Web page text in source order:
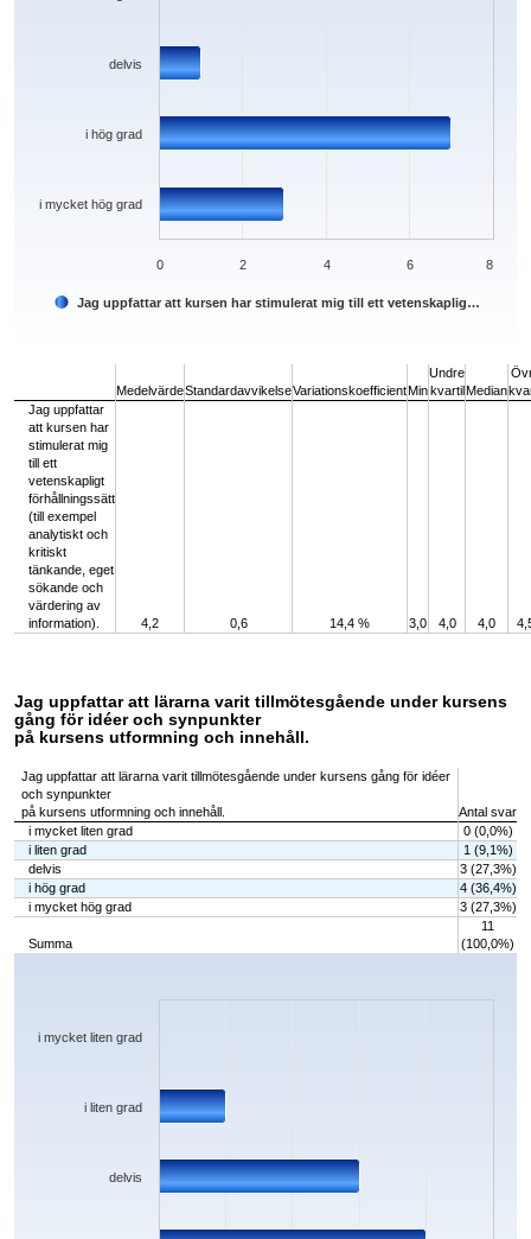
Jag uppfattar att kursen har stimulerat mig till ett vetenskaplig…
i mycket hög grad
i hög grad
delvis
0 2 4 6 8
MedelvärdeStandardavvikelseVariationskoefficientMin
Undre
kvartilMedian
Jag uppfattar
att kursen har
stimulerat mig
till ett
vetenskapligt
förhållningssätt
(till exempel
analytiskt och
kritiskt
tänkande, eget
sökande och
värdering av
information).
4,2 0,6 14,4 % 3,0 4,0 4,0
Jag uppfattar att lärarna varit tillmötesgående under kursens
gång för idéer och synpunkter
på kursens utformning och innehåll.
Jag uppfattar att lärarna varit tillmötesgående under kursens gång för idéer
och synpunkter
på kursens utformning och innehåll.
Antal svar
i mycket liten grad
0 (0,0%)
i liten grad
1 (9,1%)
delvis
3 (27,3%)
i hög grad
4 (36,4%)
i mycket hög grad
3 (27,3%)
Summa
11
(100,0%)
Chart
The chart has 1 X axis displaying categories.
delvis
i liten grad
i mycket liten grad